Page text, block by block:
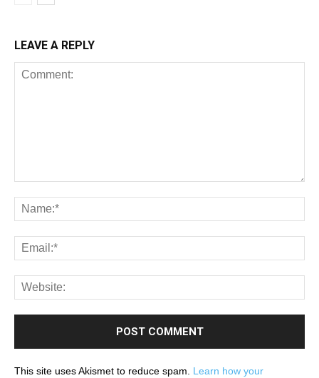
LEAVE A REPLY
This site uses Akismet to reduce spam. Learn how your